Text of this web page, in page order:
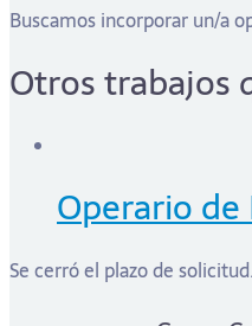
Buscamos incorporar un/a
Otros trabajos
Operario
Se cerró el plazo de solicitud.